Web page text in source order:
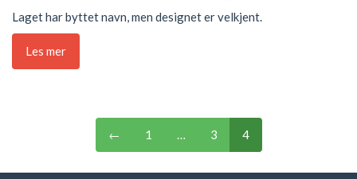
Laget har byttet navn, men designet er velkjent.
Les mer
← 1 … 3 4